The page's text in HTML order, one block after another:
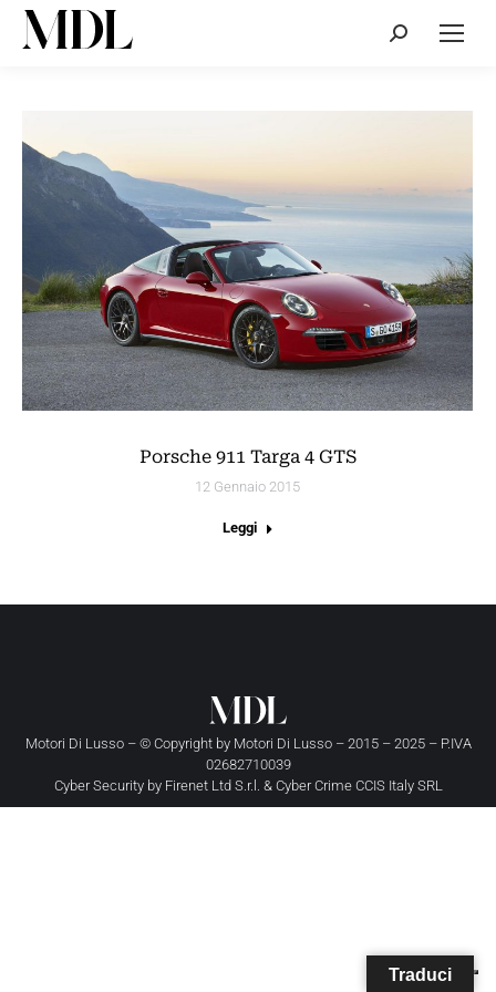
Cerca:
Porsche 911 Targa 4 GTS
12 Gennaio 2015
Leggi
Motori Di Lusso – © Copyright by Motori Di Lusso– 2015 – 2025 – P.IVA
02682710039
Cyber Security by Firenet Ltd S.r.l. & Cyber Crime CCIS Italy SRL
Traduci